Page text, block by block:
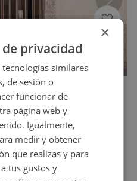
ALTA, 16,
×
privacidad
similares
de sesión o
funcionar de
página web y
Igualmente,
medir y obtener
que realizas y para
tus gustos y